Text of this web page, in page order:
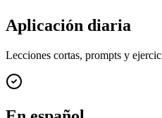
Aplicación diaria
Lecciones cortas, prompts y